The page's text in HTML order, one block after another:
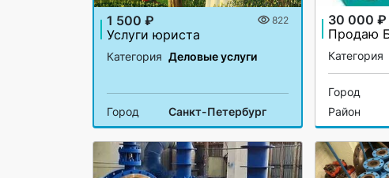
1 500 ₽ 822
Услуги юриста
Категория Деловые услуги
Город Санкт-Петербург
30 000 ₽
Категория
Город
Район